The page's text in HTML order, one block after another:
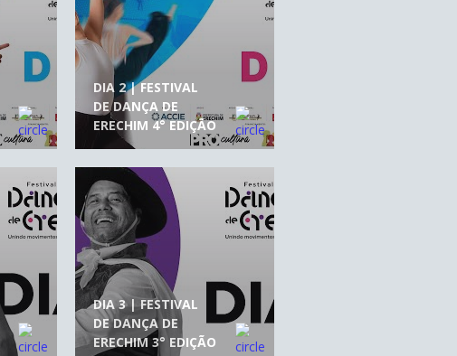
DIA 2 | FESTIVAL
DE DANÇA DE
ERECHIM 4° EDIÇÃO
DIA 3 | FESTIVAL
DE DANÇA DE
ERECHIM 3° EDIÇÃO